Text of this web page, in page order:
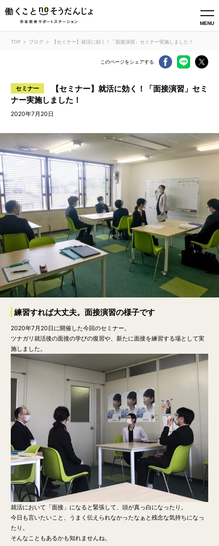
MENU
TOP ブログ 【セミナー】就活に効く！「面接演習」セミナー実施しました！
このページをシェアする
セミナー
【セミナー】就活に効く！「面接演習」セミ
ナー実施しました！
2020年7月20日
練習すれば大丈夫。面接演習の様子です
2020年7月20日に開催した今回のセミナー。
ツナガリ就活後の面接の学びの復習や、新たに面接を練習する場として実
施しました。
就活において「面接」になると緊張して、頭が真っ白になったり。
今日も言いたいこと、うまく伝えられなかったなぁと残念な気持ちになっ
たり。
そんなこともあるかも知れませんね。